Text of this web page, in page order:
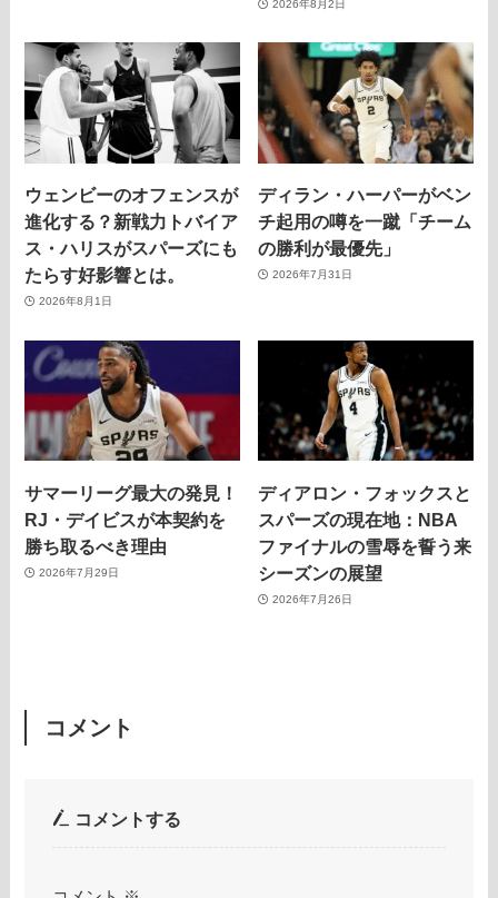
2026年8月2日
ウェンビーのオフェンスが
進化する？新戦力トバイア
ス・ハリスがスパーズにも
たらす好影響とは。
2026年8月1日
ディラン・ハーパーがベン
チ起用の噂を一蹴「チーム
の勝利が最優先」
2026年7月31日
サマーリーグ最大の発見！
RJ・デイビスが本契約を
勝ち取るべき理由
2026年7月29日
ディアロン・フォックスと
スパーズの現在地：NBA
ファイナルの雪辱を誓う来
シーズンの展望
2026年7月26日
コメント
コメントする